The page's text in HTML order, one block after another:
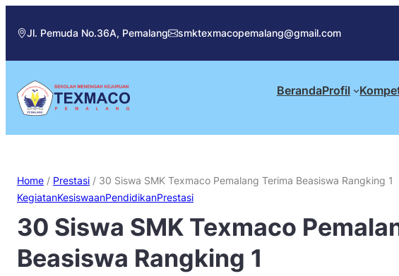
Jl. Pemuda No.36A, Pemalang smktexmacopemalang@gmail.com
BerandaProfil
Home / Prestasi / 30 Siswa SMK Texmaco Pemalang Terima Beasiswa Rangking 1
KegiatanKesiswaanPendidikanPrestasi
30 Siswa SMK Texmaco
Beasiswa Rangking 1